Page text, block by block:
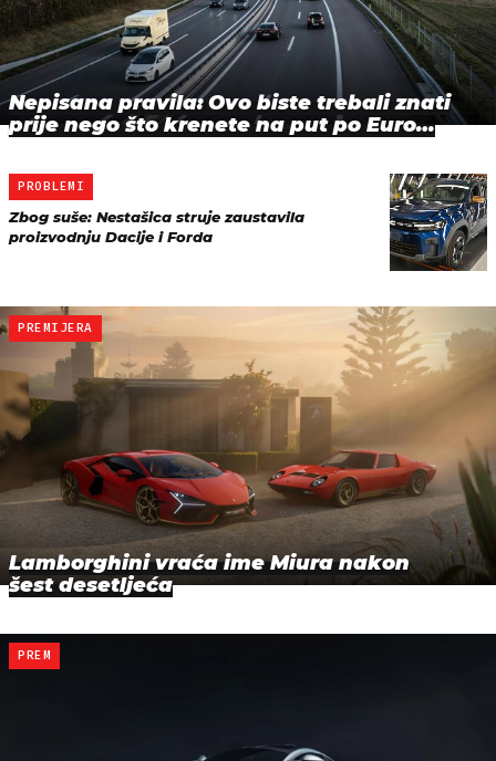
Nepisana pravila: Ovo biste trebali znati
prije nego što krenete na put po Euro…
PROBLEMI
Zbog suše: Nestašica struje zaustavila
proizvodnju Dacije i Forda
PREMIJERA
Lamborghini vraća ime Miura nakon
šest desetljeća
PREM